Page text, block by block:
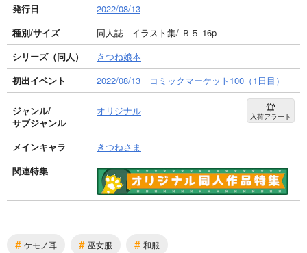
発行日
2022/08/13
種別/サイズ
同人誌 - イラスト集/ Ｂ５ 16p
シリーズ（同人）
きつね娘本
初出イベント
2022/08/13 コミックマーケット100（1日目）
ジャンル/
サブジャンル
オリジナル 入荷アラート
メインキャラ
きつねさま
関連特集
# ケモノ耳 # 巫女服 # 和服